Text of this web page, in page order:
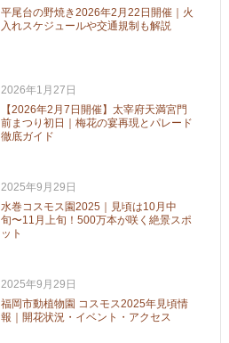
平尾台の野焼き2026年2月22日開催｜火
入れスケジュールや交通規制も解説
2026年1月27日
【2026年2月7日開催】太宰府天満宮門
前まつり初日｜梅花の宴再現とパレード
徹底ガイド
2025年9月29日
水巻コスモス園2025｜見頃は10月中
旬〜11月上旬！500万本が咲く絶景スポ
ット
2025年9月29日
福岡市動植物園 コスモス2025年見頃情
報｜開花状況・イベント・アクセス